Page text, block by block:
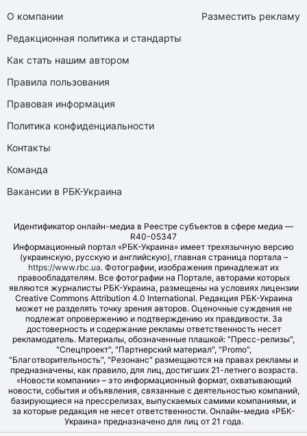
О компании
Редакционная политика и стандарты
Как стать нашим автором
Правила пользования
Правовая информация
Политика конфиденциальности
Контакты
Команда
Вакансии в РБК-Украина
Разместить рекламу
Идентификатор онлайн-медиа в Реестре субъектов в сфере медиа —
R40-05347
Информационный портал «РБК-Украина» имеет трехязычную версию
(украинскую, русскую и английскую), главная страница портала –
https://www.rbc.ua. Фотографии, изображения принадлежат их
правообладателям. Все фотографии на Портале, авторами которых
являются журналисты РБК-Украина, размещены на условиях лицензии
Creative Commons Attribution 4.0 International. Редакция РБК-Украина
может не разделять точку зрения авторов. Оценочные суждения не
подлежат опровержению и подтверждению их правдивости. За
достоверность и содержание рекламы ответственность несет
рекламодатель. Материалы, обозначенные плашкой: "Пресс-релизы",
"Спецпроект", "Партнерский материал", "Promo",
"Благотворительность", "Резонанс" размещаются на правах рекламы и
предназначены, как правило, для лиц, достигших 21-летнего возраста.
«Новости компании» – это информационный формат, охватывающий
новости, события и объявления, связанные с деятельностью компаний,
базирующиеся на прессрелизах, выпускаемых самими компаниями, и
за которые редакция не несет ответственности. Онлайн-медиа «РБК-
Украина» предназначено для лиц от 21 года.